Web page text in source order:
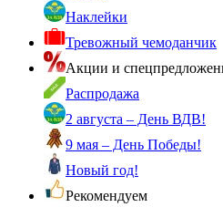
Наклейки
Тревожный чемоданчик
Акции и
Распродажа
2 августа – День ВДВ!
9 мая – День Победы!
Новый год!
Рекомендуем